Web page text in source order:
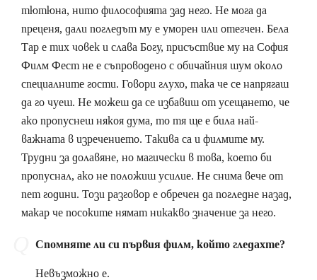
тютюна, нито философията зад него. Не мога да
преценя, дали погледът му е уморен или отегчен. Бела
Тар е тих човек и слава Богу, присъствие му на София
Филм Фест не е съпроводено с обичайния шум около
специалните гости. Говори глухо, така че се напрягаш
да го чуеш. Не можеш да се избавиш от усещането, че
ако пропуснеш някоя дума, то тя ще е била най-
важната в изречението. Такива са и филмите му.
Трудни за долавяне, но магически в това, което би
пропуснал, ако не положиш усилие. Не снима вече от
пет години. Този разговор е обречен да погледне назад,
макар че посоките нямат никакво значение за него.
Спомняте ли си първия филм, който гледахте?
Невъзможно е.